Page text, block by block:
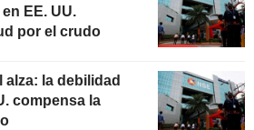
EE. UU.
por el crudo
alza: la debilidad
compensa la